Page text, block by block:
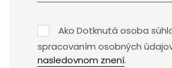
Ako Dotknutá osoba
spracovaním osobných
nasledovnom znení.